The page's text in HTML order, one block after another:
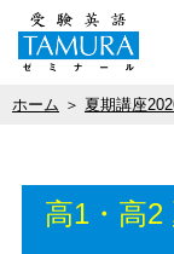
ホーム ＞ 夏期講座
高1・高2